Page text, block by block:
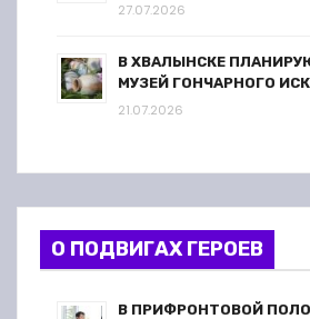
27.07.2026
В ХВАЛЫНСКЕ
МУЗЕЙ ГОНЧАРНОГО
21.07.2026
О ПОДВИГАХ ГЕРОЕВ
В ПРИФРОНТОВОЙ